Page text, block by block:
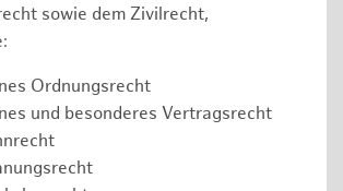
sowie dem Zivilrecht,
Ordnungsrecht
und besonderes Vertragsrecht